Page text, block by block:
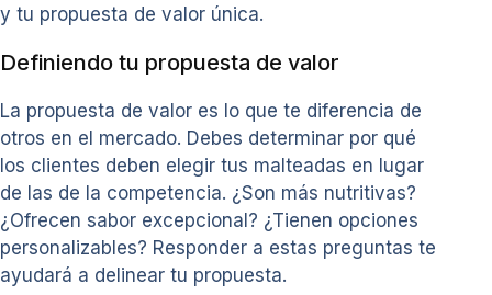
y tu propuesta de valor única.
Definiendo tu propuesta de valor
La propuesta de valor es lo que te diferencia de
otros en el mercado. Debes determinar por qué
los clientes deben elegir tus malteadas en lugar
de las de la competencia. ¿Son más nutritivas?
¿Ofrecen sabor excepcional? ¿Tienen opciones
personalizables? Responder a estas preguntas te
ayudará a delinear tu propuesta.